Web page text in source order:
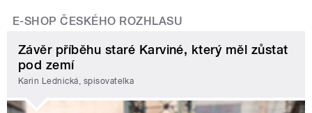
E-SHOP ČESKÉHO ROZHLASU
Závěr příběhu staré Karviné, který měl zůstat
pod zemí
Karin Lednická, spisovatelka